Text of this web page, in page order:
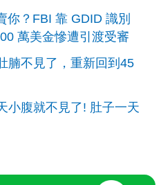
你？FBI 靠 GDID 識別
萬美金慘遭引渡受審
腩不見了，重新回到45
小腹就不見了! 肚子一天